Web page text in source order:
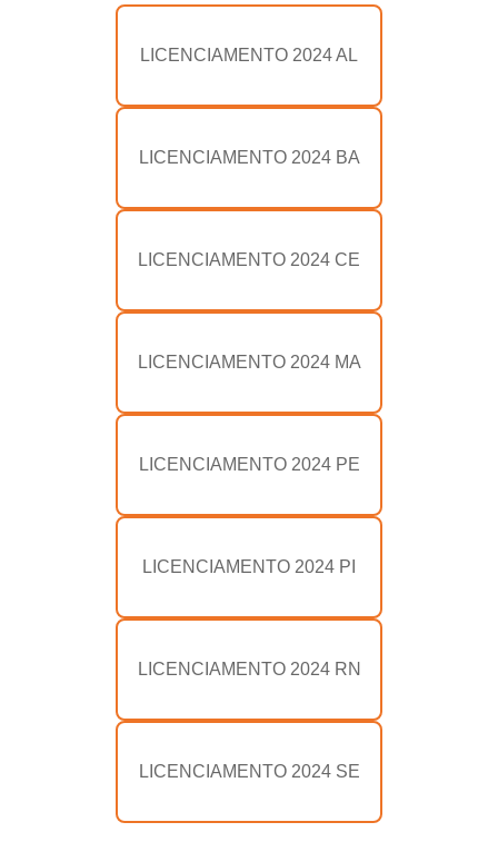
LICENCIAMENTO 2024 AL
LICENCIAMENTO 2024 BA
LICENCIAMENTO 2024 CE
LICENCIAMENTO 2024 MA
LICENCIAMENTO 2024 PE
LICENCIAMENTO 2024 PI
LICENCIAMENTO 2024 RN
LICENCIAMENTO 2024 SE